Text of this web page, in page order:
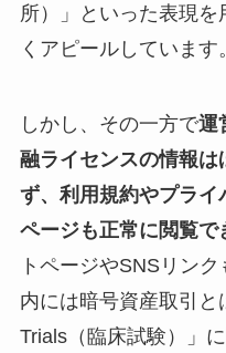
所）」といった表現
くアピールしています。
しかし、その一方で運
融ライセンスの情報は
ず、利用規約やプラ
ページも正常に閲覧で
トページやSNSリン
内には暗号資産取引
Trials（臨床試験）」